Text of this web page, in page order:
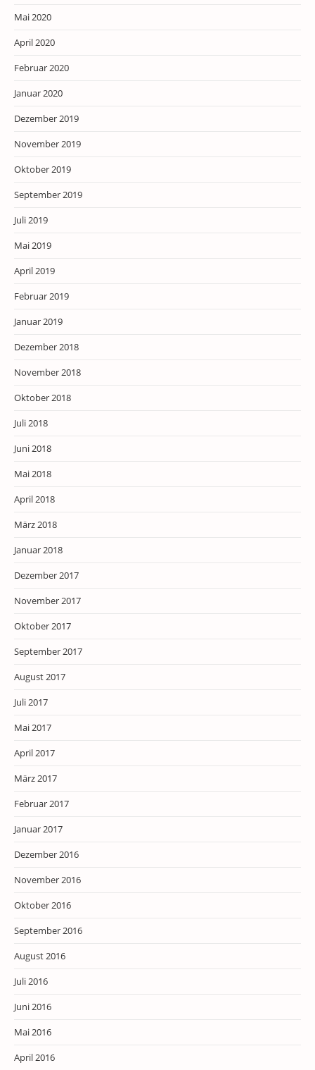
Mai 2020
April 2020
Februar 2020
Januar 2020
Dezember 2019
November 2019
Oktober 2019
September 2019
Juli 2019
Mai 2019
April 2019
Februar 2019
Januar 2019
Dezember 2018
November 2018
Oktober 2018
Juli 2018
Juni 2018
Mai 2018
April 2018
März 2018
Januar 2018
Dezember 2017
November 2017
Oktober 2017
September 2017
August 2017
Juli 2017
Mai 2017
April 2017
März 2017
Februar 2017
Januar 2017
Dezember 2016
November 2016
Oktober 2016
September 2016
August 2016
Juli 2016
Juni 2016
Mai 2016
April 2016